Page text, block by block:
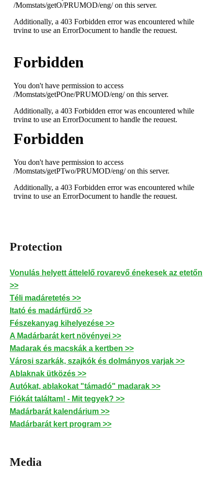
Protection
Vonulás helyett áttelelő rovarevő énekesek az etetőn
>>
Téli madáretetés >>
Itató és madárfürdő >>
Fészekanyag kihelyezése >>
A Madárbarát kert növényei >>
Madarak és macskák a kertben >>
Városi szarkák, szajkók és dolmányos varjak >>
Ablaknak ütközés >>
Autókat, ablakokat "támadó" madarak >>
Fiókát találtam! - Mit tegyek? >>
Madárbarát kalendárium >>
Madárbarát kert program >>
Media